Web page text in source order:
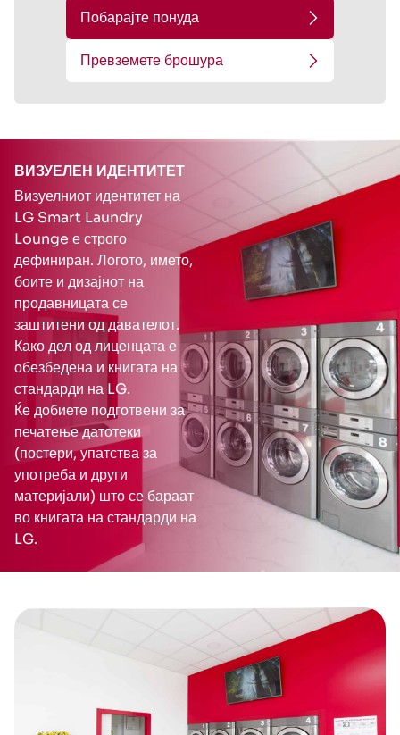
Побарајте понуда
Превземете брошура
ВИЗУЕЛЕН ИДЕНТИТЕТ
Визуелниот идентитет на
LG Smart Laundry
Lounge е строго
дефиниран. Логото, името,
боите и дизајнот на
продавницата се
заштитени од давателот.
Како дел од лиценцата е
обезбедена и книгата на
стандарди на LG.
Ќе добиете подготвени за
печатење датотеки
(постери, упатства за
употреба и други
материјали) што се бараат
во книгата на стандарди на
LG.